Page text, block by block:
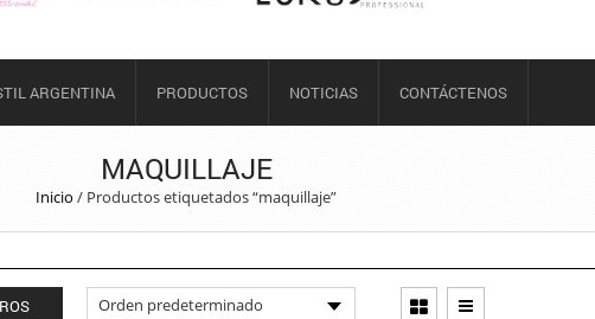
ARGENTINA PRODUCTOS NOTICIAS CONTÁCTENOS
MAQUILLAJE
Inicio/ Productos etiquetados “maquillaje”